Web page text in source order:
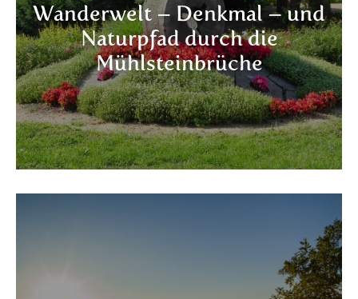
Wanderwelt – Denkmal – und
Naturpfad durch die
Mühlsteinbrüche